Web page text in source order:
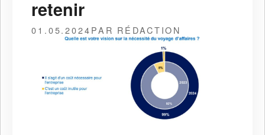
retenir
01.05.2024PAR RÉDACTION